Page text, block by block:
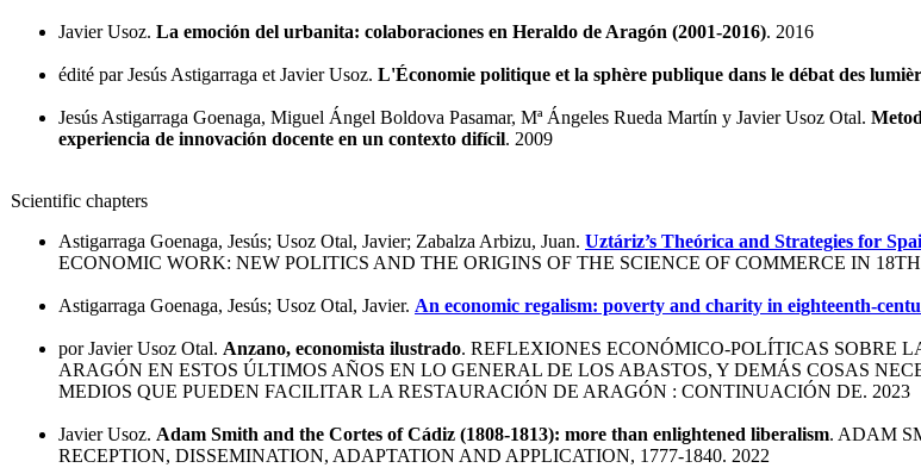
Javier Usoz. La emoción del urbanita: colaboraciones en Heraldo de Aragón (2001-2016). 2016
édité par Jesús Astigarraga et Javier Usoz. L'Économie politique et la sphère publique dans le débat des
Jesús Astigarraga Goenaga, Miguel Ángel Boldova Pasamar, Mª Ángeles Rueda Martín y Javier Usoz Otal.
experiencia de innovación docente en un contexto difícil. 2009
Scientific chapters
Astigarraga Goenaga, Jesús; Usoz Otal, Javier; Zabalza Arbizu, Juan. Uztáriz’s Theórica and Strategies for
ECONOMIC WORK: NEW POLITICS AND THE ORIGINS OF THE SCIENCE OF COMMERCE IN
Astigarraga Goenaga, Jesús; Usoz Otal, Javier. An economic regalism: poverty and charity in eighteenth-
por Javier Usoz Otal. Anzano, economista ilustrado. REFLEXIONES ECONÓMICO-POLÍTICAS SOBRE
ARAGÓN EN ESTOS ÚLTIMOS AÑOS EN LO GENERAL DE LOS ABASTOS, Y DEMÁS COSAS
MEDIOS QUE PUEDEN FACILITAR LA RESTAURACIÓN DE ARAGÓN : CONTINUACIÓN DE. 2023
Javier Usoz. Adam Smith and the Cortes of Cádiz (1808-1813): more than enlightened liberalism. ADAM
RECEPTION, DISSEMINATION, ADAPTATION AND APPLICATION, 1777-1840. 2022